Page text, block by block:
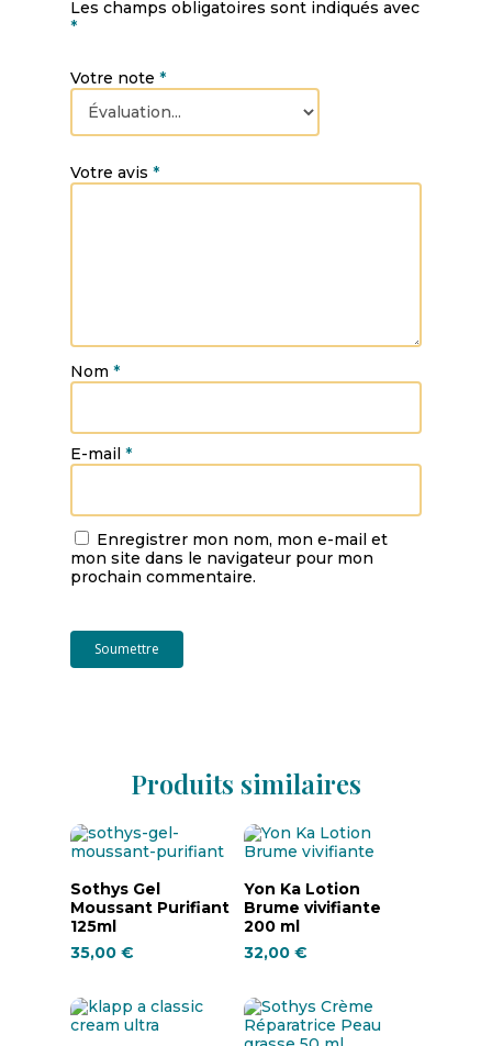
Les champs obligatoires sont indiqués avec
*
Votre note *
Votre avis *
Nom *
E-mail *
Enregistrer mon nom, mon e-mail et
mon site dans le navigateur pour mon
prochain commentaire.
Produits similaires
Ajouter Au
Panier
Sothys Gel
Moussant Purifiant
125ml
35,00 €
Ajouter Au
Panier
Yon Ka Lotion
Brume vivifiante
200 ml
32,00 €